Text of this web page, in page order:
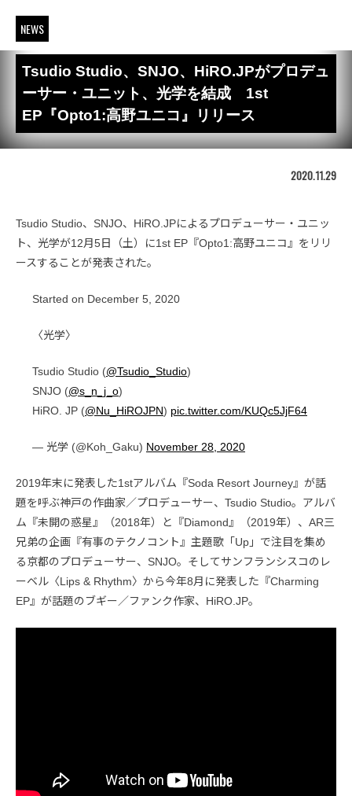
NEWS
Tsudio Studio、SNJO、HiRO.JPがプロデュ
ーサー・ユニット、光学を結成 1st
EP『Opto1:高野ユニコ』リリース
2020.11.29
Tsudio Studio、SNJO、HiRO.JPによるプロデューサー・ユニッ
ト、光学が12月5日（土）に1st EP『Opto1:高野ユニコ』をリリ
ースすることが発表された。
Started on December 5, 2020
〈光学〉
Tsudio Studio (@Tsudio_Studio)
SNJO (@s_n_j_o)
HiRO. JP (@Nu_HiROJPN) pic.twitter.com/KUQc5JjF64
— 光学 (@Koh_Gaku) November 28, 2020
2019年末に発表した1stアルバム『Soda Resort Journey』が話
題を呼ぶ神戸の作曲家／プロデューサー、Tsudio Studio。アルバ
ム『未開の惑星』（2018年）と『Diamond』（2019年）、AR三
兄弟の企画『有事のテクノコント』主題歌「Up」で注目を集め
る京都のプロデューサー、SNJO。そしてサンフランシスコのレ
ーベル〈Lips & Rhythm〉から今年8月に発表した『Charming
EP』が話題のブギー／ファンク作家、HiRO.JP。